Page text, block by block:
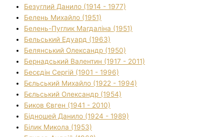
Безуглий Данило (1914 - 1977)
Белень Михайло (1951)
Белень-Пуглик Магдаліна (1951)
Бельський Едуард (1963)
Белянський Олександр (1950)
Бернадський Валентин (1917 - 2011)
Бесєдін Сергій (1901 - 1996)
Бєльський Михайло (1922 - 1994)
Бєльський Олександр (1954)
Биков Євген (1941 - 2010)
Бідношей Данило (1924 - 1989)
Білик Микола (1953)